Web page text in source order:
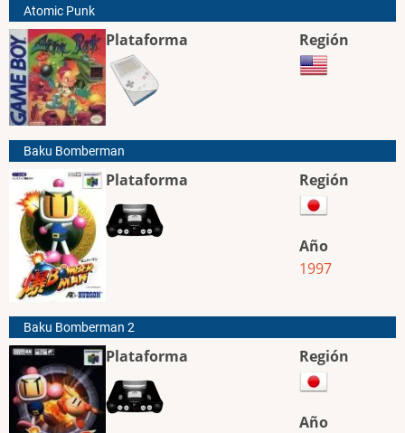
Atomic Punk
Plataforma Región
Baku Bomberman
Plataforma Región
Año
1997
Baku Bomberman 2
Plataforma Región
Año